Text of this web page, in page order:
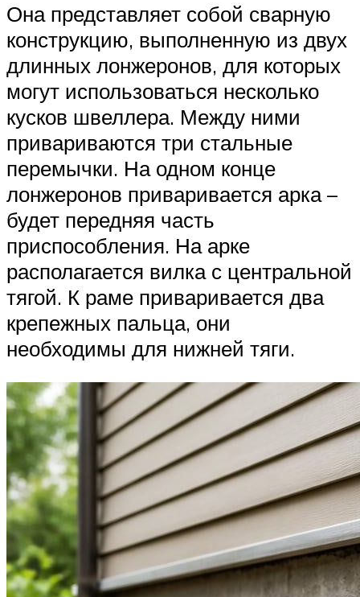
Она представляет собой сварную
конструкцию, выполненную из двух
длинных лонжеронов, для которых
могут использоваться несколько
кусков швеллера. Между ними
привариваются три стальные
перемычки. На одном конце
лонжеронов приваривается арка –
будет передняя часть
приспособления. На арке
располагается вилка с центральной
тягой. К раме приваривается два
крепежных пальца, они
необходимы для нижней тяги.